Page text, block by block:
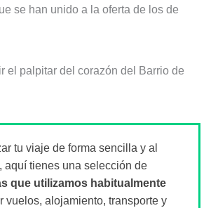
se han unido a la oferta de los de
el palpitar del corazón del Barrio de
tu viaje de forma sencilla y al
aquí tienes una selección de
que utilizamos habitualmente
vuelos, alojamiento, transporte y